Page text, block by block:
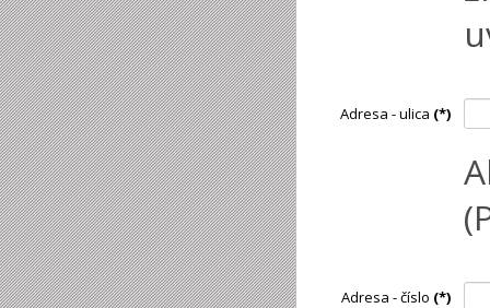
Adresa - ulica (*)
Adresa - číslo (*)